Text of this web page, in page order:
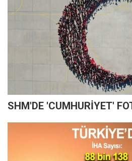
SHM'DE 'CUMHURİYET'